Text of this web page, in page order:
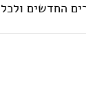
החדשים